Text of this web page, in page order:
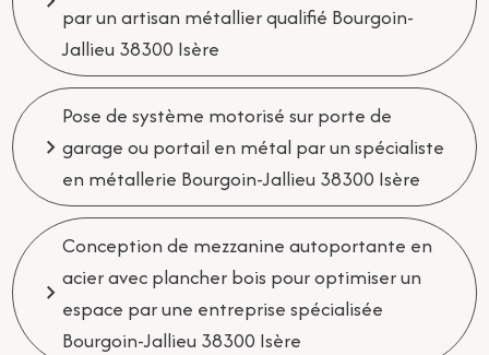
par un artisan métallier qualifié Bourgoin-
Jallieu 38300 Isère
Pose de système motorisé sur porte de
garage ou portail en métal par un spécialiste
en métallerie Bourgoin-Jallieu 38300 Isère
Conception de mezzanine autoportante en
acier avec plancher bois pour optimiser un
espace par une entreprise spécialisée
Bourgoin-Jallieu 38300 Isère